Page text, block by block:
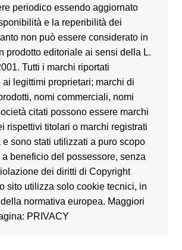
periodico essendo aggiornato
e la reperibilità dei
non può essere considerato in
prodotto editoriale ai sensi della L.
Tutti i marchi riportati
legittimi proprietari; marchi di
nomi commerciali, nomi
citati possono essere marchi
rispettivi titolari o marchi registrati
e sono stati utilizzati a puro scopo
beneficio del possessore, senza
dei diritti di Copyright
sito utilizza solo cookie tecnici, in
normativa europea. Maggiori
PRIVACY